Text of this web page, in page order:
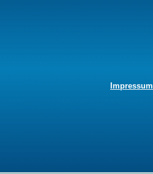
Impressum